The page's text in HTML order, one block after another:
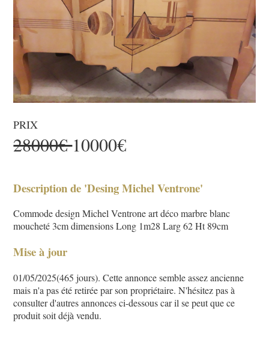
PRIX
28000€10000€
Description de 'Desing Michel Ventrone'
Commode design Michel Ventrone art déco marbre blanc
moucheté 3cm dimensions Long 1m28 Larg 62 Ht 89cm
Mise à jour
01/05/2025(465 jours). Cette annonce semble assez ancienne
mais n'a pas été retirée par son propriétaire. N'hésitez pas à
consulter d'autres annonces ci-dessous car il se peut que ce
produit soit déjà vendu.